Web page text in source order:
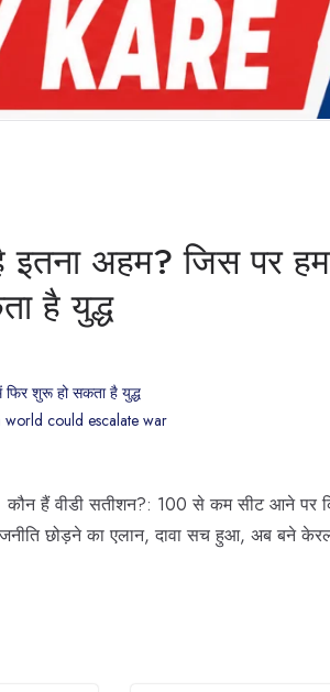
इतना अहम? जिस पर
है युद्ध
फिर शुरू हो सकता है युद्ध
world could escalate war
कौन हैं वीडी सतीशन?: 100 से कम सीट आने पर
छोड़ने का एलान, दावा सच हुआ, अब बने